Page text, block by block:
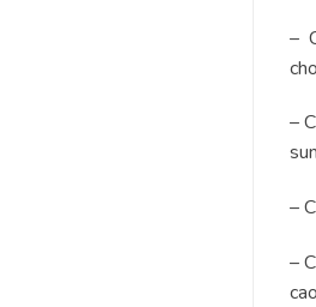
–
–
–
–